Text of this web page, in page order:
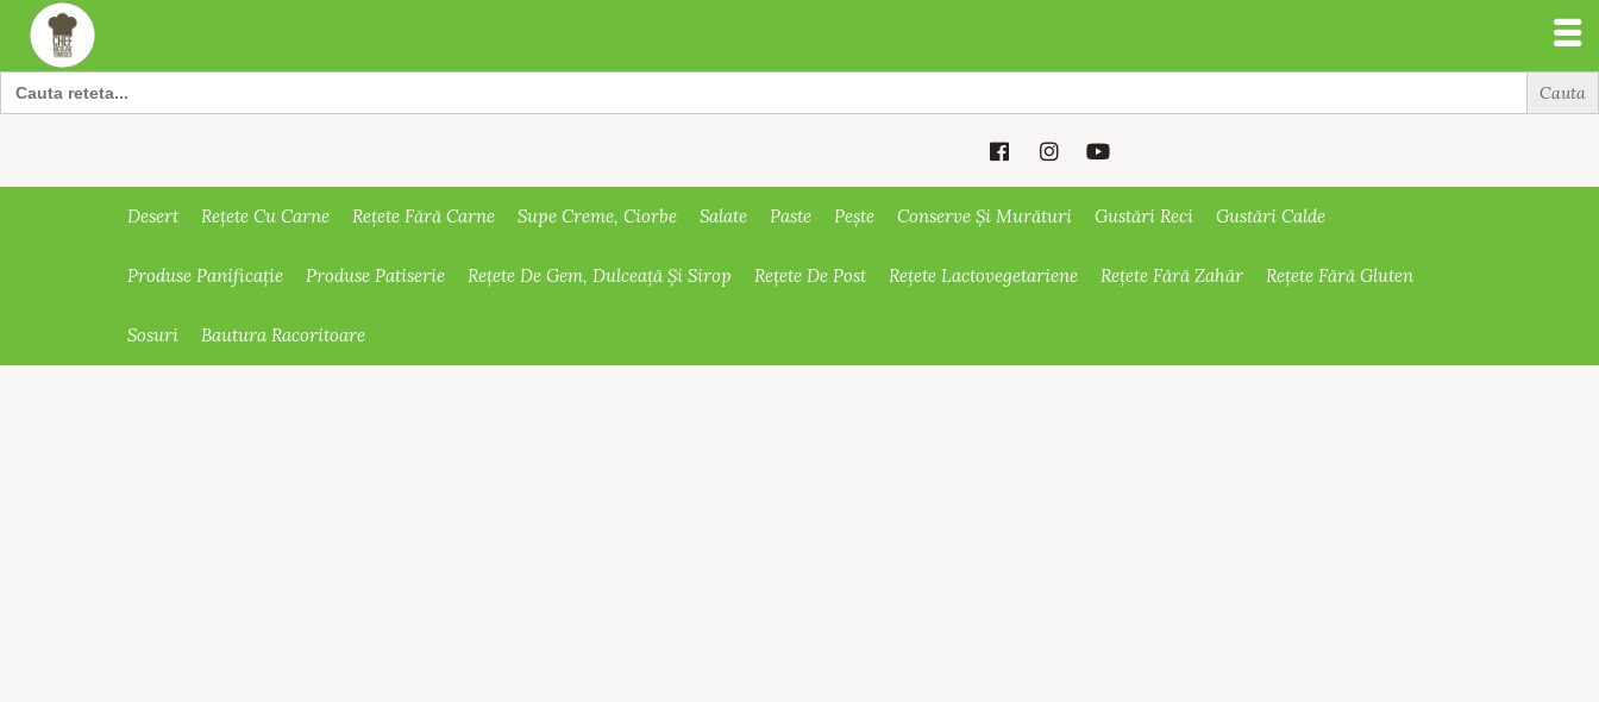
Search
for:
Desert Rețete Cu Carne Rețete Fără Carne Supe Creme, Ciorbe Salate Paste Pește Conserve Și Murături Gustări Reci Gustări Calde
Produse Panificație Produse Patiserie Rețete De Gem, Dulceață Și Sirop Rețete De Post Rețete Lactovegetariene Rețete Fără Zahăr Rețete Fără Gluten
Sosuri Bautura Racoritoare